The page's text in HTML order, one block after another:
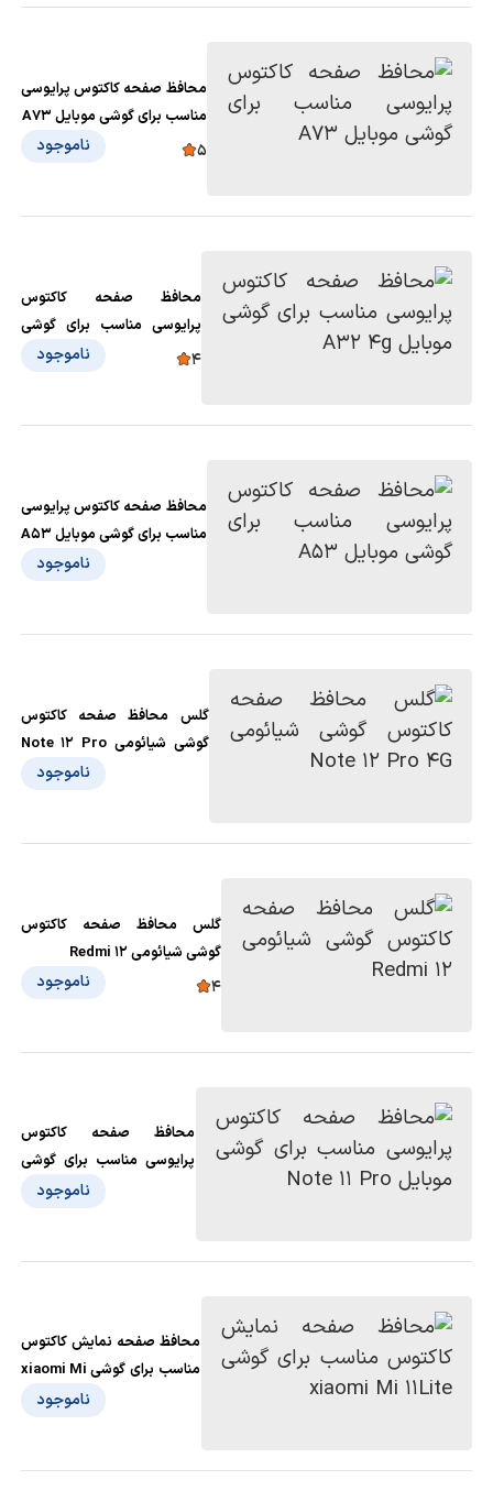
محافظ صفحه کاکتوس پرایوسی
مناسب برای گوشی موبایل A73
5 ناموجود
محافظ صفحه کاکتوس
پرایوسی مناسب برای گوشی
موبایل A32 4g
4 ناموجود
محافظ صفحه کاکتوس پرایوسی
مناسب برای گوشی موبایل A53
ناموجود
گلس محافظ صفحه کاکتوس
گوشی شیائومی Note 12 Pro
ناموجود
گلس محافظ صفحه کاکتوس
گوشی شیائومی Redmi 12
4 ناموجود
محافظ صفحه کاکتوس
پرایوسی مناسب برای گوشی
ناموجود
محافظ صفحه نمایش کاکتوس
مناسب برای گوشی xiaomi Mi
ناموجود